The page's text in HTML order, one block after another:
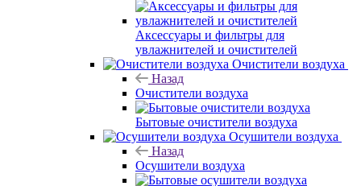
Аксессуары и фильтры для
увлажнителей и очистителей
Очистители воздуха
Назад
Очистители воздуха
Бытовые очистители воздуха
Осушители воздуха
Назад
Осушители воздуха